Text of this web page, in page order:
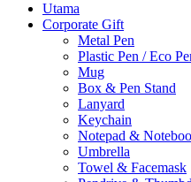
Utama
Corporate Gift
Metal Pen
Plastic Pen / Eco
Mug
Box & Pen Stand
Lanyard
Keychain
Notepad &
Umbrella
Towel & Facemask